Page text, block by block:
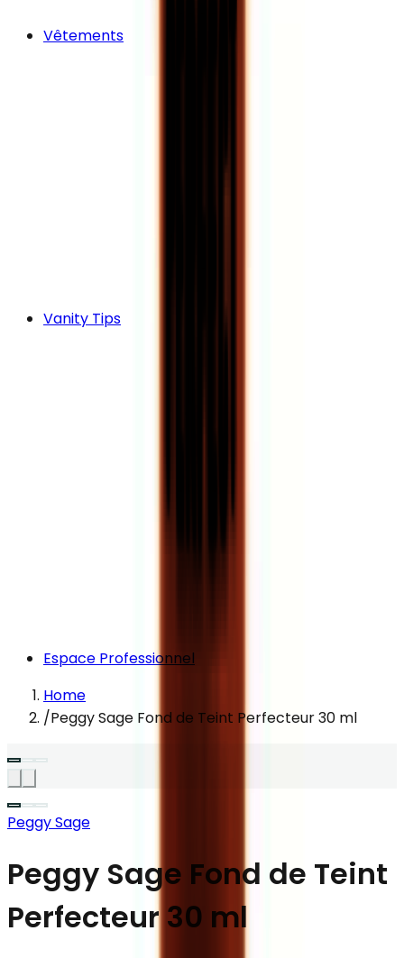
Vêtements
Vanity Tips
Espace Professionnel
Home
/Peggy Sage Fond de Teint Perfecteur 30 ml
Peggy Sage
Peggy Sage Fond de Teint
Perfecteur 30 ml